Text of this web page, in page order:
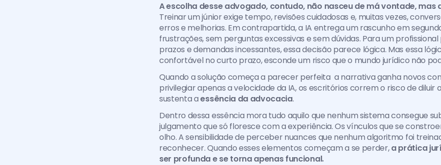
A escolha desse advogado, contudo, não nasceu de má vontade, mas
Treinar um júnior exige tempo, revisões cuidadosas e, muitas vezes,
erros e melhorias. Em contrapartida, a IA entrega um rascunho em
frustrações, sem perguntas excessivas e sem dúvidas. Para um
prazos e demandas incessantes, essa decisão parece lógica. Mas essa
confortável no curto prazo, esconde um risco que o mundo jurídico não
Quando a solução começa a parecer perfeita  a narrativa ganha novos
privilegiar apenas a velocidade da IA, os escritórios correm o risco de diluir
sustenta a essência da advocacia.
Dentro dessa essência mora tudo aquilo que nenhum sistema consegue
julgamento que só floresce com a experiência. Os vínculos que se
olho. A sensibilidade de perceber nuances que nenhum algoritmo foi
reconhecer. Quando esses elementos começam a se perder, a prática
ser profunda e se torna apenas funcional.